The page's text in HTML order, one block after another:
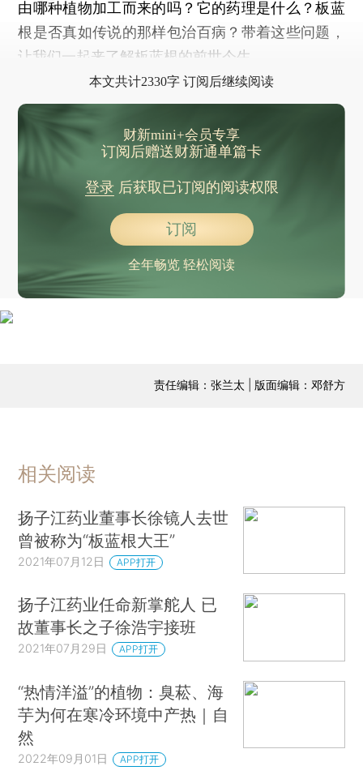
由哪种植物加工而来的吗？它的药理是什么？板蓝
根是否真如传说的那样包治百病？带着这些问题，
让我们一起来了解板蓝根的前世今生。
本文共计2330字 订阅后继续阅读
财新mini+会员专享
订阅后赠送财新通单篇卡
登录后获取已订阅的阅读权限
订阅
全年畅览 轻松阅读
责任编辑：张兰太 | 版面编辑：邓舒方
相关阅读
扬子江药业董事长徐镜人去世
曾被称为“板蓝根大王”
2021年07月12日 APP打开
扬子江药业任命新掌舵人 已
故董事长之子徐浩宇接班
2021年07月29日 APP打开
“热情洋溢”的植物：臭菘、海
芋为何在寒冷环境中产热｜自
然
2022年09月01日 APP打开